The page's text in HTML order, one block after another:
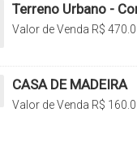
Terreno Urbano -
R$
Valor de Venda
CASA DE MADEIRA
R$
Valor de Venda